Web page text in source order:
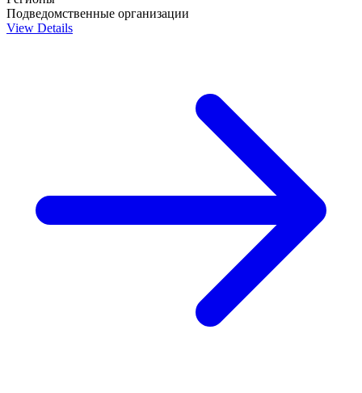
Подведомственные организации
View Details